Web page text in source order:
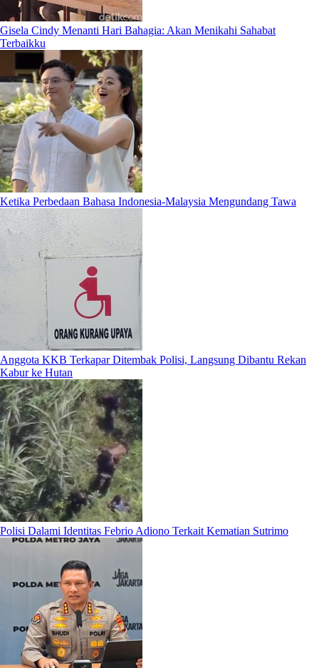
Gisela Cindy Menanti Hari Bahagia: Akan Menikahi Sahabat
Terbaikku
Ketika Perbedaan Bahasa Indonesia-Malaysia Mengundang Tawa
Anggota KKB Terkapar Ditembak Polisi, Langsung Dibantu Rekan
Kabur ke Hutan
Polisi Dalami Identitas Febrio Adiono Terkait Kematian Sutrimo